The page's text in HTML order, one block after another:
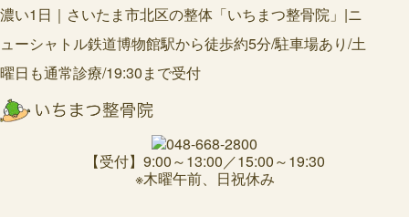
濃い1日｜さいたま市北区の整体「いちまつ整骨院」|ニ
ューシャトル鉄道博物館駅から徒歩約5分/駐車場あり/土
曜日も通常診療/19:30まで受付
【受付】9:00～13:00／15:00～19:30
※木曜午前、日祝休み